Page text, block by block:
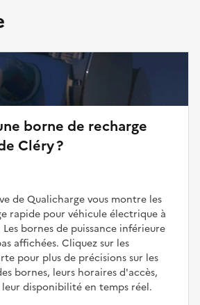
borne de recharge
Cléry ?
de Qualicharge vous montre les
rapide pour véhicule électrique à
bornes de puissance inférieure
affichées. Cliquez sur les
pour plus de précisions sur les
bornes, leurs horaires d'accès,
disponibilité en temps réel.